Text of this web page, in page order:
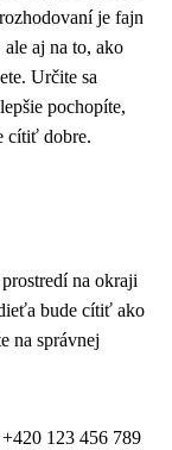
je fajn
aj na to, ako
Určite sa
pochopíte,
cítiť dobre.
na okraji
bude cítiť ako
na správnej
123 456 789